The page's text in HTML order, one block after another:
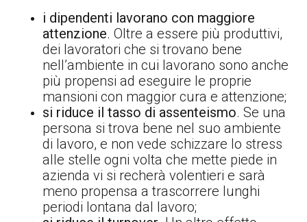
i dipendenti lavorano con maggiore
attenzione. Oltre a essere più produttivi,
dei lavoratori che si trovano bene
nell’ambiente in cui lavorano sono anche
più propensi ad eseguire le proprie
mansioni con maggior cura e attenzione;
si riduce il tasso di assenteismo. Se una
persona si trova bene nel suo ambiente
di lavoro, e non vede schizzare lo stress
alle stelle ogni volta che mette piede in
azienda vi si recherà volentieri e sarà
meno propensa a trascorrere lunghi
periodi lontana dal lavoro;